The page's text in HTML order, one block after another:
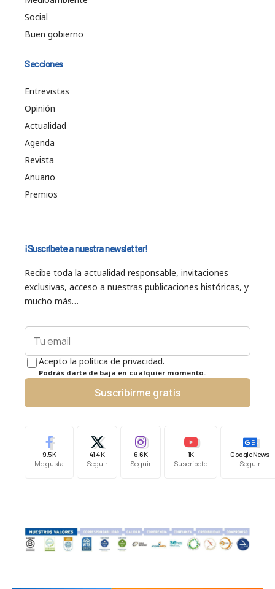
Social
Buen gobierno
Secciones
Entrevistas
Opinión
Actualidad
Agenda
Revista
Anuario
Premios
¡Suscríbete a nuestra newsletter!
Recibe toda la actualidad responsable, invitaciones
exclusivas, acceso a nuestras publicaciones históricas, y
mucho más…
Acepto la política de privacidad.
Podrás darte de baja en cualquier momento.
Suscribirme gratis
9.5K
Me gusta
41.4K
Seguir
6.6K
Seguir
1K
Suscríbete
Google News
Seguir